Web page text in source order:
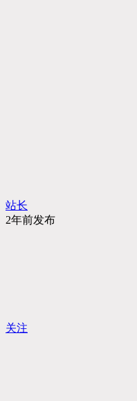
站长
2年前发布
关注